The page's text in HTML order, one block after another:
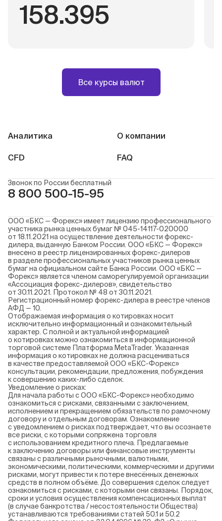
158.395
Все курсы валют
Аналитика О компании
CFD FAQ
Звонок по России бесплатный
8 800 500-15-95
ООО «БКС — Форекс» имеет лицензию профессионального
участника рынка ценных бумаг № 045-14117-020000
от 18.11.2021 на осуществление деятельности форекс-
дилера, выданную Банком России. ООО «БКС — Форекс»
внесено в реестр лицензированных форекс-дилеров
в разделе профессиональных участников рынка ценных
бумаг на официальном сайте Банка России. ООО «БКС —
Форекс» является членом саморегулируемой организации
«Ассоциация форекс-дилеров», свидетельство
от 30.11.2021. Протокол № 48 от 30.11.2021.
Регистрационный номер форекс-дилера в реестре членов
АФД — 10.
Отображаемая информация о котировках носит
исключительно информационный и ознакомительный
характер. С полной и актуальной информацией
о котировках можно ознакомиться в информационной
торговой системе Платформа MetaTrader. Указанная
информация о котировках не должна расцениваться
в качестве предоставляемой ООО «БКС-Форекс»
консультации, рекомендации, предложения, побуждения
к совершению каких-либо сделок.
Уведомление о рисках:
Для начала работы с ООО «БКС-Форекс» необходимо
ознакомиться с рисками, связанными с заключением,
исполнением и прекращением обязательств по рамочному
договору и отдельным договорам. Ознакомление
с уведомлением о рисках подтверждает, что вы осознаете
все риски, с которыми сопряжена торговля
с использованием кредитного плеча. Предлагаемые
к заключению договоры или финансовые инструменты
связаны с различными рыночными, валютными,
экономическими, политическими, коммерческими и другими
рисками, могут привести к потере внесённых денежных
средств в полном объёме. До совершения сделок следует
ознакомиться с рисками, с которыми они связаны. Порядок,
сроки и условия осуществления компенсационных выплат
(в случае банкротства / несостоятельности Общества)
устанавливаются требованиями статей 50.1 и 50.2